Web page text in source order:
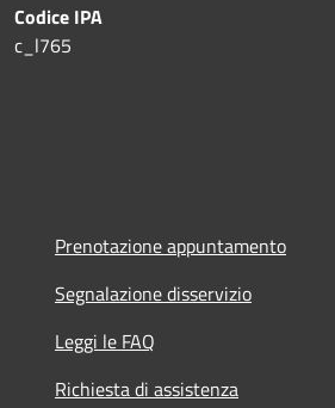
Codice IPA
c_l765
Prenotazione appuntamento
Segnalazione disservizio
Leggi le FAQ
Richiesta di assistenza